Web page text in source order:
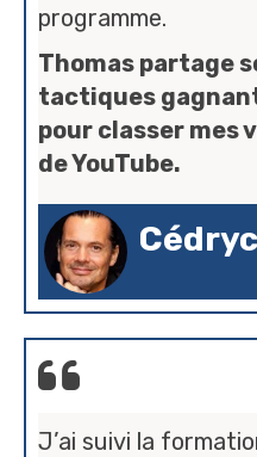
programme.
Thomas partage
tactiques
pour classer mes
de YouTube.
J’ai suivi la